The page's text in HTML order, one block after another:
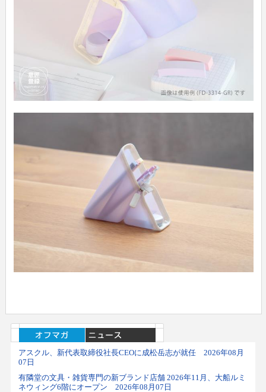
アスクル、新代表取締役社長CEOに成松岳志が就任 2026年08月
07日
有隣堂の文具・雑貨専門の新ブランド店舗 2026年11月、大船ルミ
ネウィング6階にオープン 2026年08月07日